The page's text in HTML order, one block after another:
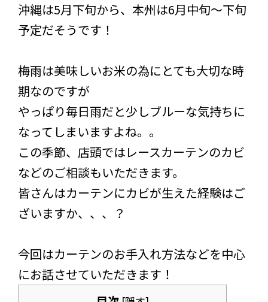
沖縄は5月下旬から、本州は6月中旬～下旬
予定だそうです！
梅雨は美味しいお米の為にとても大切な時
期なのですが
やっぱり毎日雨だと少しブルーな気持ちに
なってしまいますよね。。
この季節、店頭ではレースカーテンのカビ
などのご相談もいただきます。
皆さんはカーテンにカビが生えた経験はご
ざいますか、、、？
今回はカーテンのお手入れ方法などを中心
にお話させていただきます！